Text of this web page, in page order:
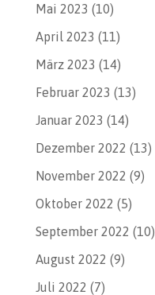
Mai 2023 (10)
April 2023 (11)
März 2023 (14)
Februar 2023 (13)
Januar 2023 (14)
Dezember 2022 (13)
November 2022 (9)
Oktober 2022 (5)
September 2022 (10)
August 2022 (9)
Juli 2022 (7)